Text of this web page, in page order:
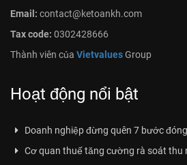
Email: contact@ketoankh.com
Tax code: 0302428666
Thành viên của VietvaluesGroup
Hoạt động nổi bật
Doanh nghiệp đừng quên 7 bước
Cơ quan thuế tăng cường rà soát thu